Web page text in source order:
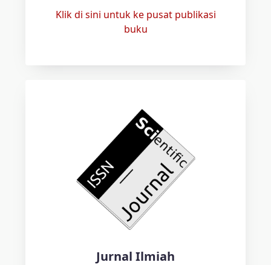
Klik di sini untuk ke pusat publikasi
buku
Jurnal Ilmiah